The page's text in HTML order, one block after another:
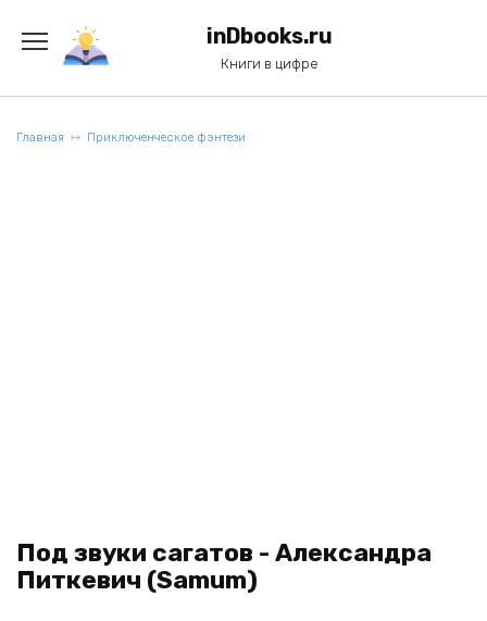
содержанию
inDbooks.ru
Книги в цифре
Главная Приключенческое фэнтези
Под звуки сагатов - Александра
Питкевич (Samum)